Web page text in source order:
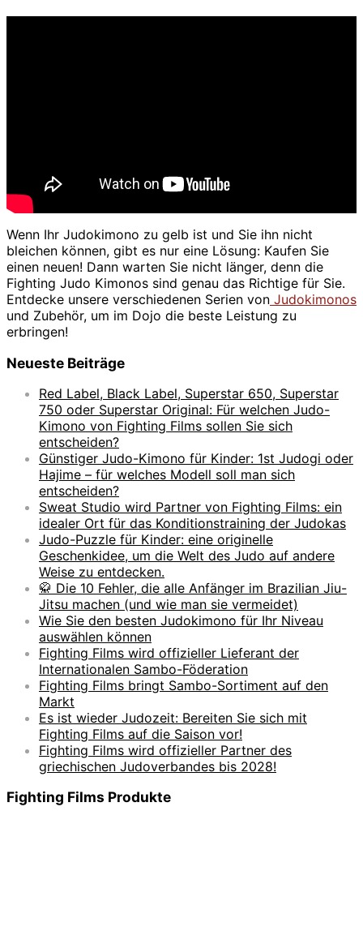
Wenn Ihr Judokimono zu gelb ist und Sie ihn nicht
bleichen können, gibt es nur eine Lösung: Kaufen Sie
einen neuen! Dann warten Sie nicht länger, denn die
Fighting Judo Kimonos sind genau das Richtige für Sie.
Entdecke unsere verschiedenen Serien von Judokimonos
und Zubehör, um im Dojo die beste Leistung zu
erbringen!
Neueste Beiträge
Red Label, Black Label, Superstar 650, Superstar
750 oder Superstar Original: Für welchen Judo-
Kimono von Fighting Films sollen Sie sich
entscheiden?
Günstiger Judo-Kimono für Kinder: 1st Judogi oder
Hajime – für welches Modell soll man sich
entscheiden?
Sweat Studio wird Partner von Fighting Films: ein
idealer Ort für das Konditionstraining der Judokas
Judo-Puzzle für Kinder: eine originelle
Geschenkidee, um die Welt des Judo auf andere
Weise zu entdecken.
🥋 Die 10 Fehler, die alle Anfänger im Brazilian Jiu-
Jitsu machen (und wie man sie vermeidet)
Wie Sie den besten Judokimono für Ihr Niveau
auswählen können
Fighting Films wird offizieller Lieferant der
Internationalen Sambo-Föderation
Fighting Films bringt Sambo-Sortiment auf den
Markt
Es ist wieder Judozeit: Bereiten Sie sich mit
Fighting Films auf die Saison vor!
Fighting Films wird offizieller Partner des
griechischen Judoverbandes bis 2028!
Fighting Films Produkte